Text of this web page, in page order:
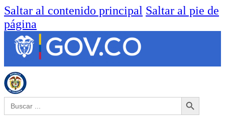
Saltar al contenido principal Saltar al pie de
página
Buscar: Botón de búsqueda